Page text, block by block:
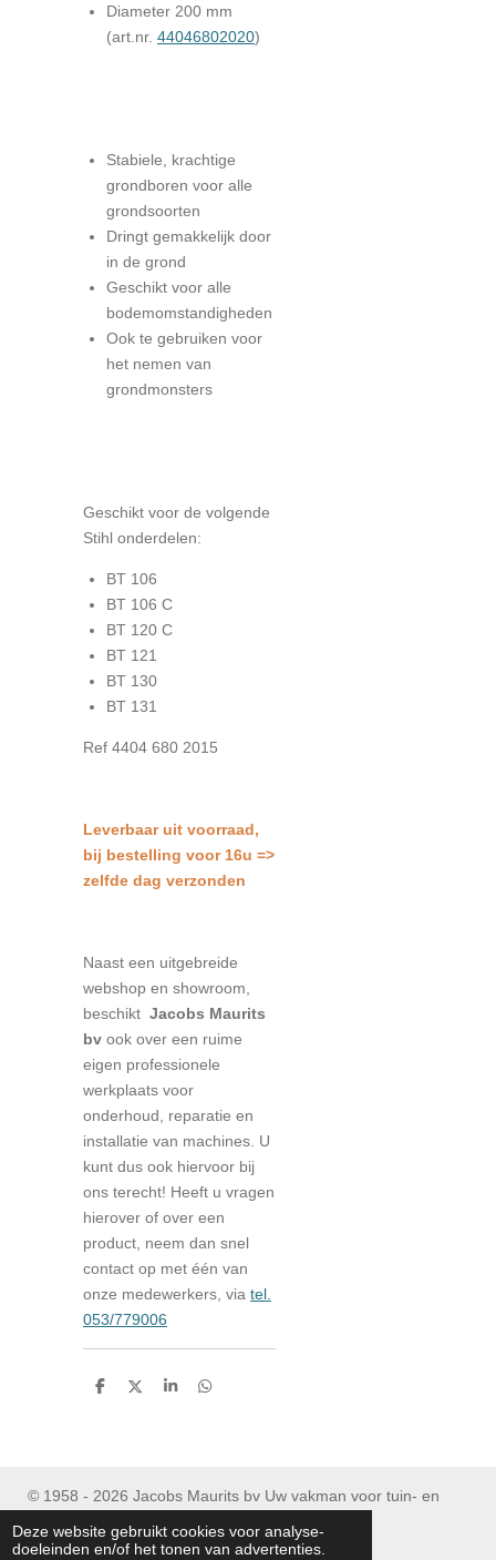
Deze website gebruikt cookies voor analyse-
doeleinden en/of het tonen van advertenties.
Diameter 200 mm
(art.nr. 44046802020)
Stabiele, krachtige
grondboren voor alle
grondsoorten
Dringt gemakkelijk door
in de grond
Geschikt voor alle
bodemomstandigheden
Ook te gebruiken voor
het nemen van
grondmonsters
Geschikt voor de volgende
Stihl onderdelen:
BT 106
BT 106 C
BT 120 C
BT 121
BT 130
BT 131
Ref 4404 680 2015
Leverbaar uit voorraad,
bij bestelling voor 16u =>
zelfde dag verzonden
Naast een uitgebreide
webshop en showroom,
beschikt Jacobs Maurits
bv ook over een ruime
eigen professionele
werkplaats voor
onderhoud, reparatie en
installatie van machines. U
kunt dus ook hiervoor bij
ons terecht! Heeft u vragen
hierover of over een
product, neem dan snel
contact op met één van
onze medewerkers, via tel.
053/779006
D
D
S
D
© 1958 - 2026 Jacobs Maurits bv Uw vakman voor tuin- en
Tel : (+32) 053/ 77 90 06